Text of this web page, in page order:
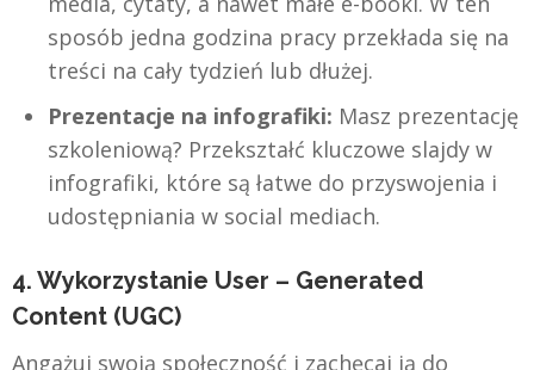
sposób jedna godzina pracy przekłada się na
treści na cały tydzień lub dłużej.
Prezentacje na infografiki: Masz prezentację
szkoleniową? Przekształć kluczowe slajdy w
infografiki, które są łatwe do przyswojenia i
udostępniania w social mediach.
4. Wykorzystanie User – Generated
Content (UGC)
Angażuj swoją społeczność i zachęcaj ją do